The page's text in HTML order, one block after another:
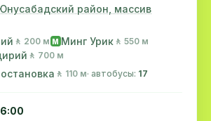
район, массив
🚶 200 м M Минг Урик 🚶 550 м
🚶 700 м
🚶 110 м· автобусы: 17